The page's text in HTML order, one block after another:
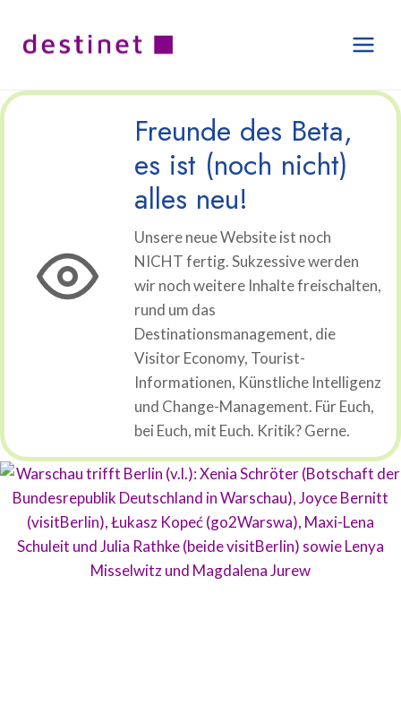
Inhalt
springen
Freunde des Beta,
es ist (noch nicht)
alles neu!
Unsere neue Website ist noch
NICHT fertig. Sukzessive werden
wir noch weitere Inhalte freischalten,
rund um das
Destinationsmanagement, die
Visitor Economy, Tourist-
Informationen, Künstliche Intelligenz
und Change-Management. Für Euch,
bei Euch, mit Euch. Kritik? Gerne.